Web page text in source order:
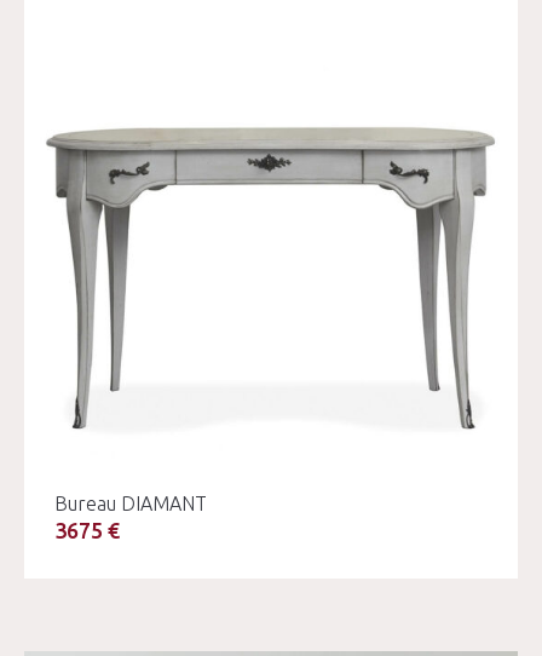
Bureau DIAMANT
3675 €